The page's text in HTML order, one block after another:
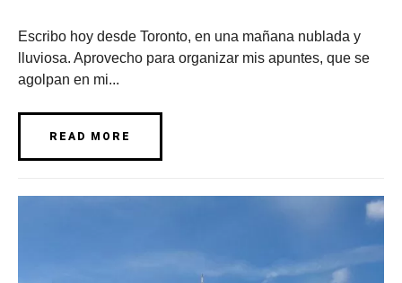
Escribo hoy desde Toronto, en una mañana nublada y
lluviosa. Aprovecho para organizar mis apuntes, que se
agolpan en mi...
READ MORE